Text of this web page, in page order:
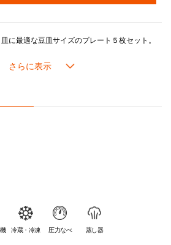
に最適な豆皿サイズのプレート５枚セット。
冷蔵・冷凍 圧力なべ 蒸し器